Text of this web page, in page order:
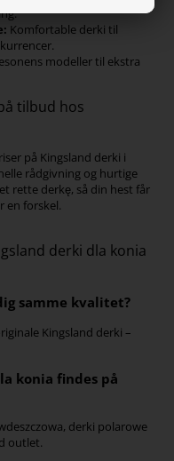
Komfortable derki til
modeller til ekstra
tilbud hos
på Kingsland derki i
rådgivning og hurtige
rette derkę, så din hest får
en forskel.
derki dla konia
samme kvalitet?
Kingsland derki –
konia findes på
derki polarowe
outlet.